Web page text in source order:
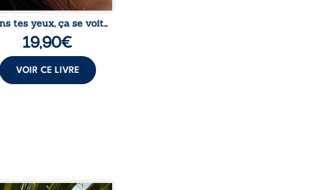
tes yeux, ça se voit…
19,90€
VOIR CE LIVRE